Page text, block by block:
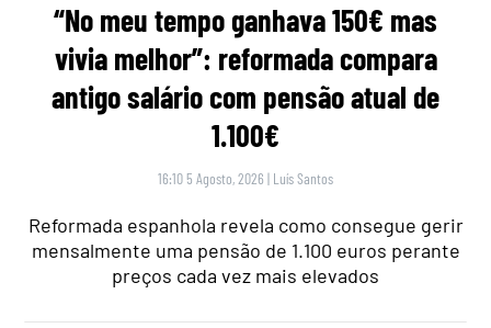
“No meu tempo ganhava 150€ mas
vivia melhor”: reformada compara
antigo salário com pensão atual de
1.100€
16:10 5 Agosto, 2026 | Luís Santos
Reformada espanhola revela como consegue gerir
mensalmente uma pensão de 1.100 euros perante
preços cada vez mais elevados